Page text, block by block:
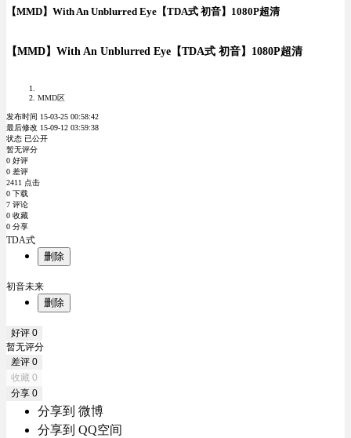
【MMD】With An Unblurred Eye【TDA式 初音】1080P超清
【MMD】With An Unblurred Eye【TDA式 初音】1080P超清
MMD区
发布时间 15-03-25 00:58:42
最后修改 15-09-12 03:59:38
状态 已公开
暂无评分
0 好评
0 差评
2411 点击
0 下载
7 评论
0 收藏
0 分享
TDA式
删除
初音未来
删除
好评 0
暂无评分
差评 0
收藏 0
分享 0
分享到 微博
分享到 QQ空间